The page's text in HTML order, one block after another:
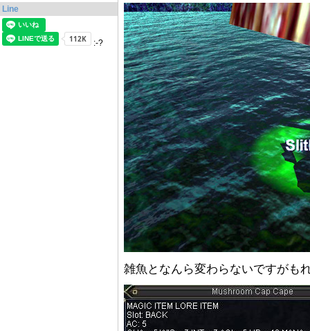
Line
:-?
雑魚となんら変わらないですがも